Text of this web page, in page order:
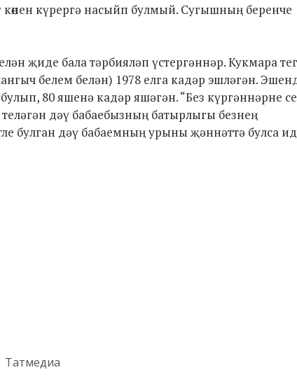
күрергә насыйп булмый. Сугышның беренче
җиде бала тәрбияләп үстергәннәр. Кукмара
белем белән) 1978 елга кадәр эшләгән.
80 яшенә кадәр яшәгән. “Без күргәннәрне
дәү бабаебызның батырлыгы безнең
булган дәү бабаемның урыны җәннәттә булса
Татмедиа